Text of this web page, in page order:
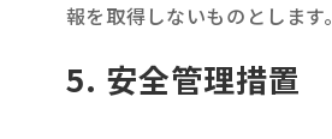
報を取得しないものとします。
5. 安全管理措置